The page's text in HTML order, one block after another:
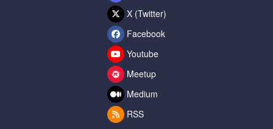
X (Twitter)
Facebook
Youtube
Meetup
Medium
RSS